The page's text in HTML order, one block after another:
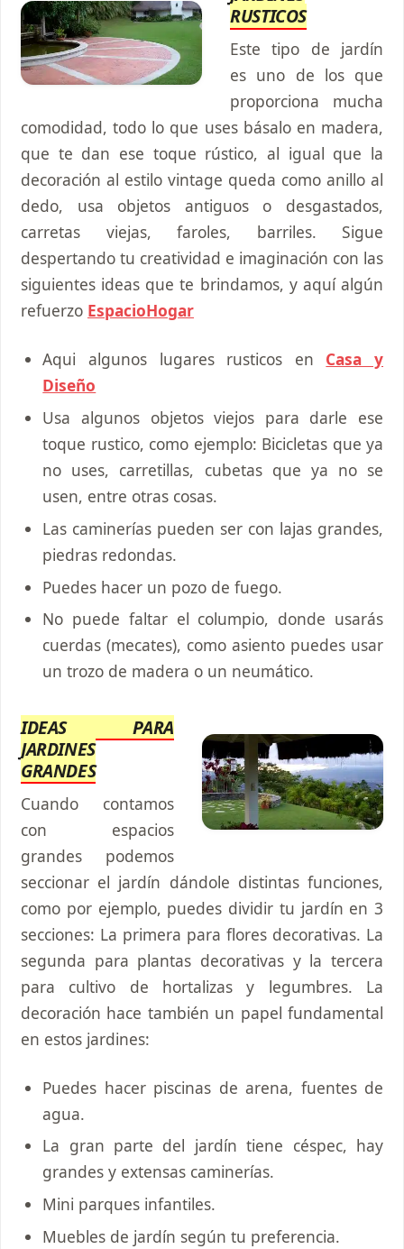
RUSTICOS
Este tipo de jardín
es uno de los que
proporciona mucha
comodidad, todo lo que uses básalo en madera,
que te dan ese toque rústico, al igual que la
decoración al estilo vintage queda como anillo al
dedo, usa objetos antiguos o desgastados,
carretas viejas, faroles, barriles. Sigue
despertando tu creatividad e imaginación con las
siguientes ideas que te brindamos, y aquí algún
refuerzo EspacioHogar
Aqui algunos lugares rusticos en Casa y
Diseño
Usa algunos objetos viejos para darle ese
toque rustico, como ejemplo: Bicicletas que ya
no uses, carretillas, cubetas que ya no se
usen, entre otras cosas.
Las caminerías pueden ser con lajas grandes,
piedras redondas.
Puedes hacer un pozo de fuego.
No puede faltar el columpio, donde usarás
cuerdas (mecates), como asiento puedes usar
un trozo de madera o un neumático.
IDEAS PARA
JARDINES
GRANDES
Cuando contamos
con espacios
grandes podemos
seccionar el jardín dándole distintas funciones,
como por ejemplo, puedes dividir tu jardín en 3
secciones: La primera para flores decorativas. La
segunda para plantas decorativas y la tercera
para cultivo de hortalizas y legumbres. La
decoración hace también un papel fundamental
en estos jardines:
Puedes hacer piscinas de arena, fuentes de
agua.
La gran parte del jardín tiene céspec, hay
grandes y extensas caminerías.
Mini parques infantiles.
Muebles de jardín según tu preferencia.